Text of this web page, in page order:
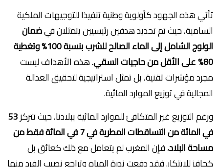
تأتي هذه الجهود كأولوية وطنية تنفيذا للتوجيهات الملكية
السامية، حيث تم تحديد هدفين رئيسيين يتمثلان فيضمان
الولوج الشامل إلى الماء الصالح للشرب بنسبة 100% وتغطية
80% على الأقل من حاجيات السقي
. هذه الأهداف ليست
مجرد مؤشرات تقنية، بل تمثل استراتيجية لتحقيق العدالة
المجالية في توزيع الموارد المائية.
ورغم التوزيع غير المتكافئ للموارد المائية ببلادنا، حيث تتركز53
في المائة من التساقطات المطرية في 7 في المائة فقط من
مساحة البلاد، فإن المغرب لم يتعامل مع ذلك كعائق بل
كحافز للابتكار. فقد دفعت ندرة المياه وتراجع نصيب الفرد منها